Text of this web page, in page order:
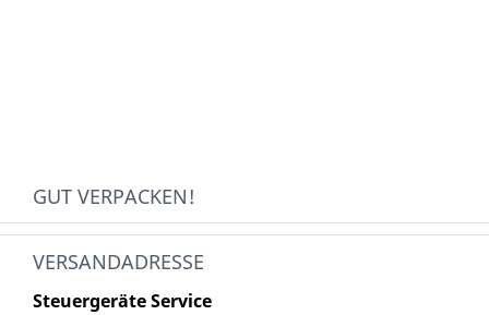
GUT VERPACKEN!
VERSANDADRESSE
Steuergeräte Service